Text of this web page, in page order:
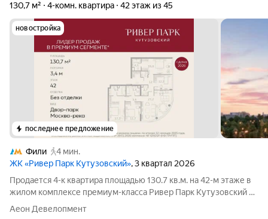
130,7 м²
4-комн. квартира 42 этаж из 45
новостройка
последнее предложение
Фили
4 мин.
ЖК «Ривер Парк Кутузовский», 3 квартал 2026
Продается 4-к квартира площадью 130.7 кв.м. на 42-м этаже в
жилом комплексе премиум-класса Ривер Парк Кутузовский в
Башне Янтарь Премиальный жилой комплекс Ривер Парк
Кутузовский строится в одном из самых престижных районов
Аеон Девелопмент